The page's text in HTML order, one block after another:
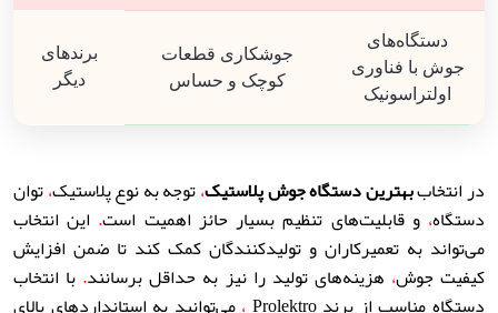
دستگاه‌های
جوش با فناوری
اولتراسونیک
جوشکاری قطعات
کوچک و حساس
برندهای
دیگر
در انتخاببهترین دستگاه جوش پلاستیک،توجه به نوع پلاستیک،توان
دستگاه، و قابلیت‌های تنظیم بسیار حائز اهمیت است. این انتخاب
می‌تواند به تعمیرکاران و تولیدکنندگان کمک کند تا ضمن افزایش
کیفیت جوش، هزینه‌های تولید را نیز به حداقل برسانند. با انتخاب